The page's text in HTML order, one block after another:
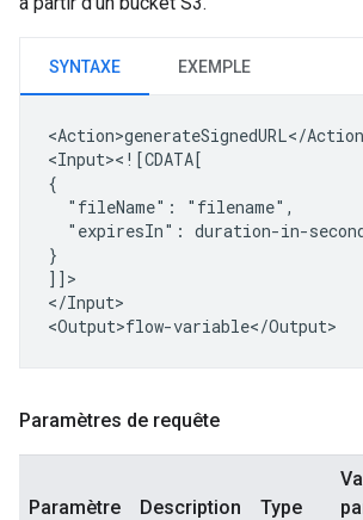
SYNTAXE EXEMPLE
<Action>generateSignedURL</
<Input><![CDATA[
"fileName":
"expiresIn": duration-in-
}
]]>
</Input>
Paramètres de requête
Paramètre Description Type